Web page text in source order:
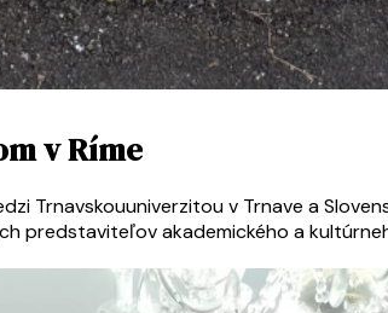
v Ríme
Trnavskouuniverzitou v Trnave a
predstaviteľov akademického a